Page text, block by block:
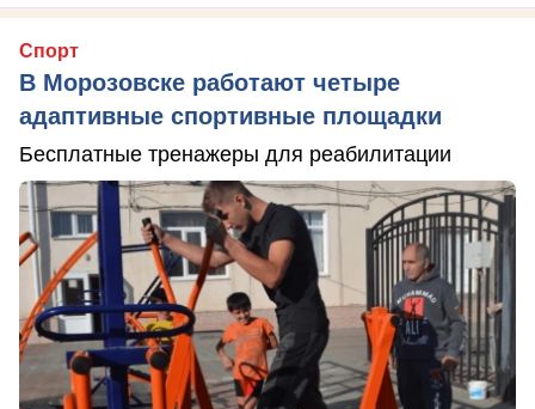
Спорт
В Морозовске работают четыре
адаптивные спортивные площадки
Бесплатные тренажеры для реабилитации